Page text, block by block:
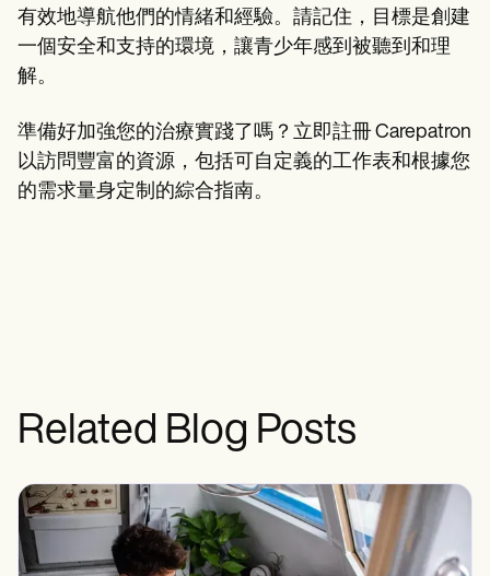
有效地導航他們的情緒和經驗。請記住，目標是創建
一個安全和支持的環境，讓青少年感到被聽到和理
解。
準備好加強您的治療實踐了嗎？立即註冊 Carepatron
以訪問豐富的資源，包括可自定義的工作表和根據您
的需求量身定制的綜合指南。
Related Blog Posts